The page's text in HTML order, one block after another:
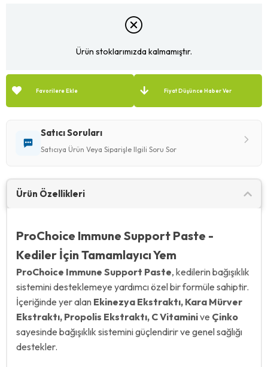
Ürün stoklarımızda kalmamıştır.
Favorilere Ekle Fiyat Düşünce Haber Ver
Satıcı Soruları
Satıcıya Ürün Veya Siparişle Ilgili Soru Sor
Ürün Özellikleri
ProChoice Immune Support Paste -
Kediler İçin Tamamlayıcı Yem
ProChoice Immune Support Paste, kedilerin bağışıklık
sistemini desteklemeye yardımcı özel bir formüle sahiptir.
İçeriğinde yer alan Ekinezya Ekstraktı, Kara Mürver
Ekstraktı, Propolis Ekstraktı, C Vitaminive Çinko
sayesinde bağışıklık sistemini güçlendirir ve genel sağlığı
destekler.